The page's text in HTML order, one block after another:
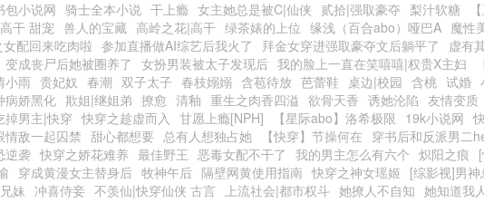
包小说网 骑士全本小说 干上瘾 女主她总是被C|仙侠 贰拾|强取豪夺 梨汁软糖
干 甜宠 兽人的宝藏 高岭之花|高干 绿茶婊的上位 缘浅（百合abo）哑巴A 魔性
配回来吃肉啦 参加直播做AI综艺后我火了 拜金女穿进强取豪夺文后躺平了 虚有
变成丧尸后她被圈养了 女扮男装被太子发现后 我的脸上一直在笑嘻嘻|权贵X主妇
小雨 贵妃奴 春潮 双子太子 春枝嫋嫋 含苞待放 芭蕾鞋 桌边|校园 含桃 试婚
病娇黑化 欺姐|继姐弟 撩愈 清釉 重生之肉香四溢 欲骨天香 诱她沦陷 友情变质
掉男主|快穿 快穿之趁虚而入 甘愿上瘾[NPH] 【星际abo】洛希极限 19k小说网
情敌一起囚禁 甜心都想要 总有人想独占她 【快穿】节操何在 穿书后和反派男二
逆袭 快穿之娇花难养 最佳野王 恶毒女配不干了 我的男主怎么有六个 炽阳之痕
穿成黄漫女主替身后 牧神午后 隔壁网黄使用指南 快穿之神女瑶姬 [综影视]男
妹 冲喜侍妾 不羡仙|快穿仙侠 古言 上流社会|都市权斗 她撩人不自知 她知道我